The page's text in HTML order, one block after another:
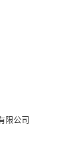
限公司